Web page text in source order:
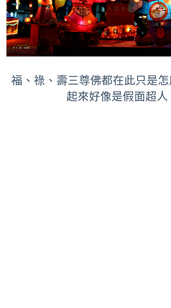
福、祿、壽三尊佛都在此只是
起來好像是假面超人